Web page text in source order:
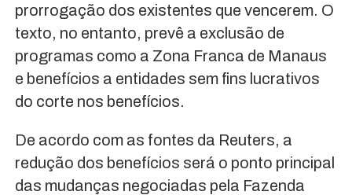
prorrogação dos existentes que vencerem. O
texto, no entanto, prevê a exclusão de
programas como a Zona Franca de Manaus
e benefícios a entidades sem fins lucrativos
do corte nos benefícios.
De acordo com as fontes da Reuters, a
redução dos benefícios será o ponto principal
das mudanças negociadas pela Fazenda